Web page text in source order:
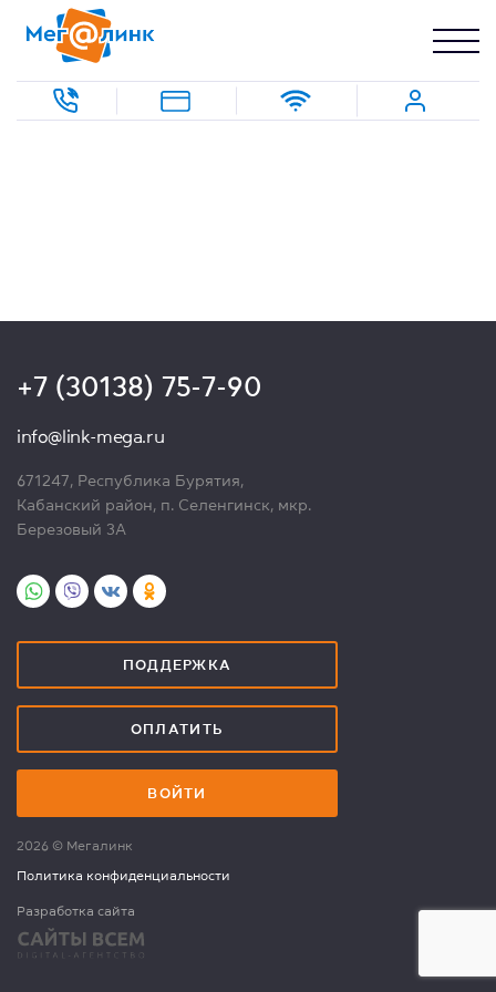
+7 (30138) 75-7-90
info@link-mega.ru
671247, Республика Бурятия,
Кабанский район, п. Селенгинск, мкр.
Березовый 3А
ПОДДЕРЖКА
ОПЛАТИТЬ
ВОЙТИ
2026 © Мегалинк
Политика конфиденциальности
Разработка сайта